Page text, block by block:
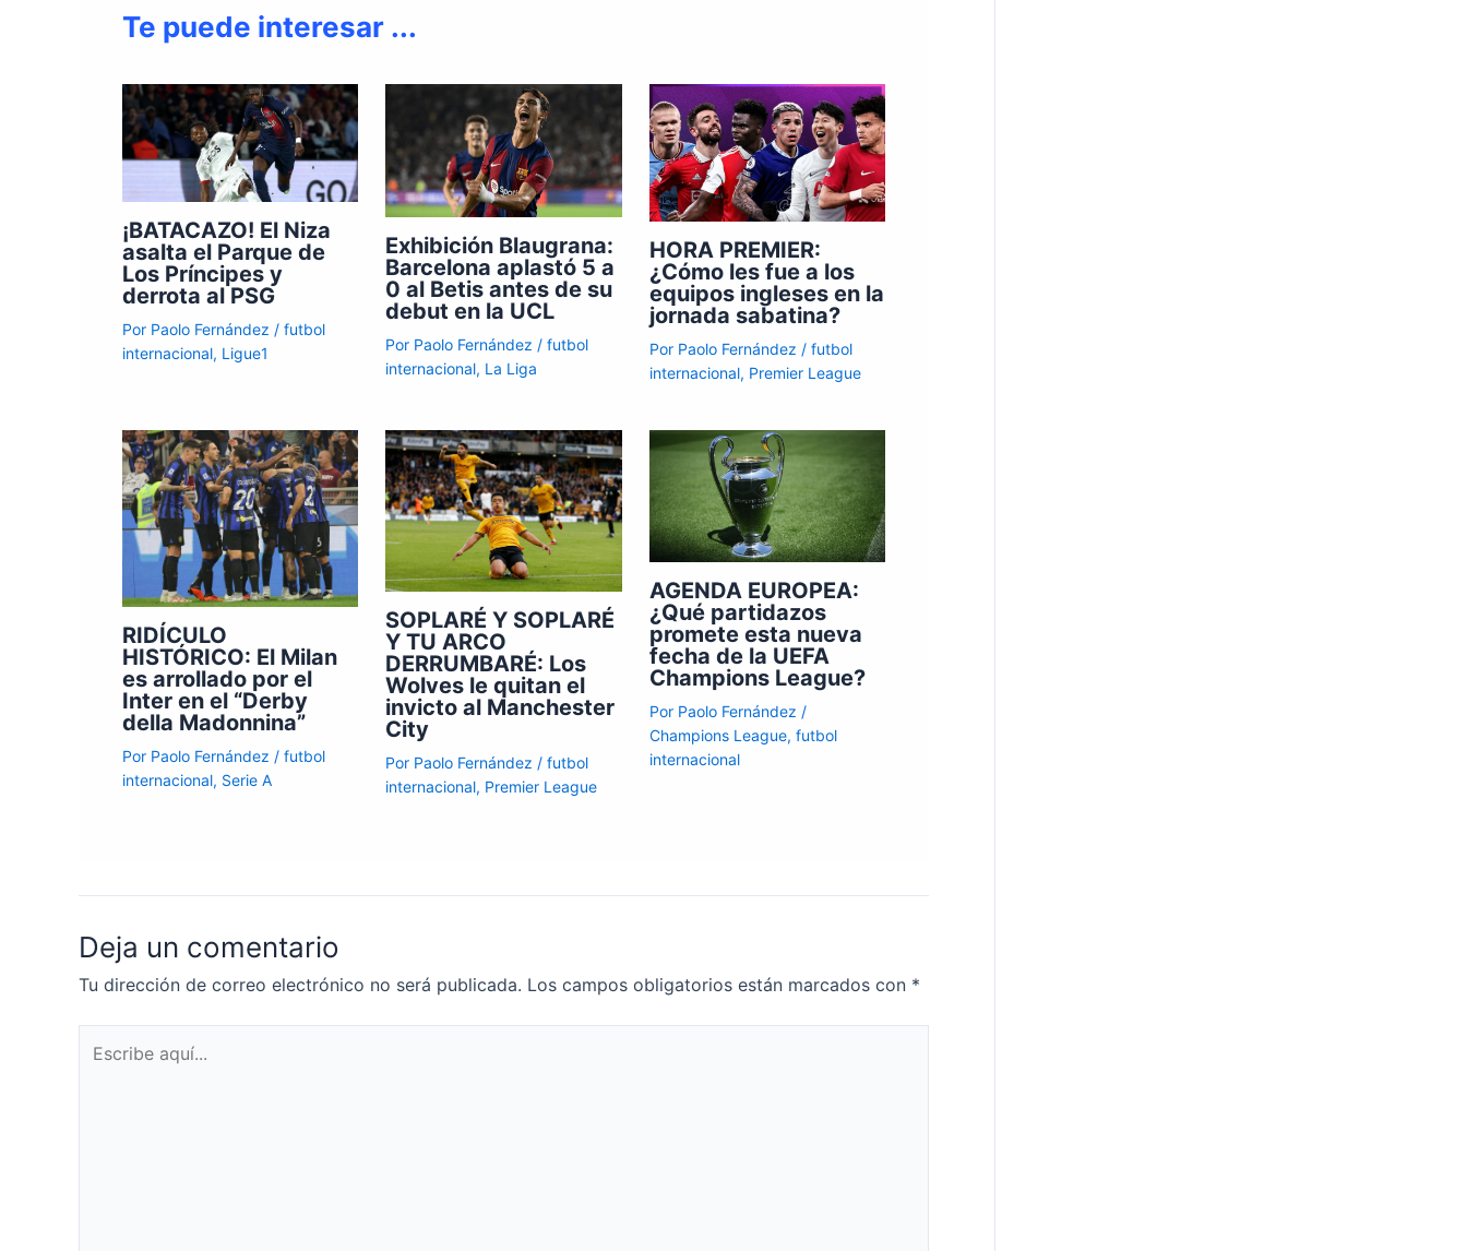
Te puede interesar ...
¡BATACAZO! El Niza
asalta el Parque de
Los Príncipes y
derrota al PSG
Por Paolo Fernández / futbol
internacional, Ligue1
Exhibición Blaugrana:
Barcelona aplastó 5 a
0 al Betis antes de su
debut en la UCL
Por Paolo Fernández /futbol
internacional, La Liga
HORA PREMIER:
¿Cómo les fue a los
equipos ingleses en la
jornada sabatina?
Por Paolo Fernández / futbol
internacional, Premier League
RIDÍCULO
HISTÓRICO: El Milan
es arrollado por el
Inter en el “Derby
della Madonnina”
Por Paolo Fernández / futbol
internacional, Serie A
SOPLARÉ Y SOPLARÉ
Y TU ARCO
DERRUMBARÉ: Los
Wolves le quitan el
invicto al Manchester
City
Por Paolo Fernández /futbol
internacional, Premier League
AGENDA EUROPEA:
¿Qué partidazos
promete esta nueva
fecha de la UEFA
Champions League?
Por Paolo Fernández /
Champions League, futbol
internacional
Deja un comentario
Tu dirección de correo electrónico no será publicada. Los campos obligatorios están marcados con *
aquí...